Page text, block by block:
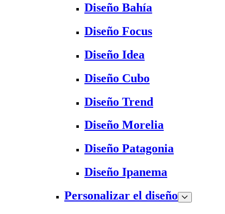
Diseño Bahía
Diseño Focus
Diseño Idea
Diseño Cubo
Diseño Trend
Diseño Morelia
Diseño Patagonia
Diseño Ipanema
Personalizar el diseño